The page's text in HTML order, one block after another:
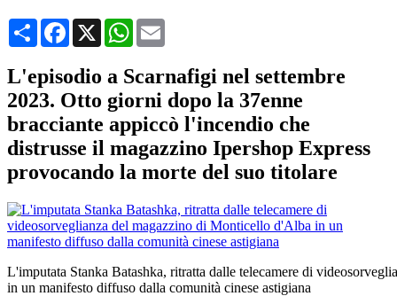
CondividiFacebook
X WhatsApp
L'episodio a Scarnafigi nel settembre
2023. Otto giorni dopo la 37enne
bracciante appiccò l'incendio che
distrusse il magazzino Ipershop Express
provocando la morte del suo titolare
L'imputata Stanka Batashka, ritratta dalle telecamere di
in un manifesto diffuso dalla comunità cinese astigiana